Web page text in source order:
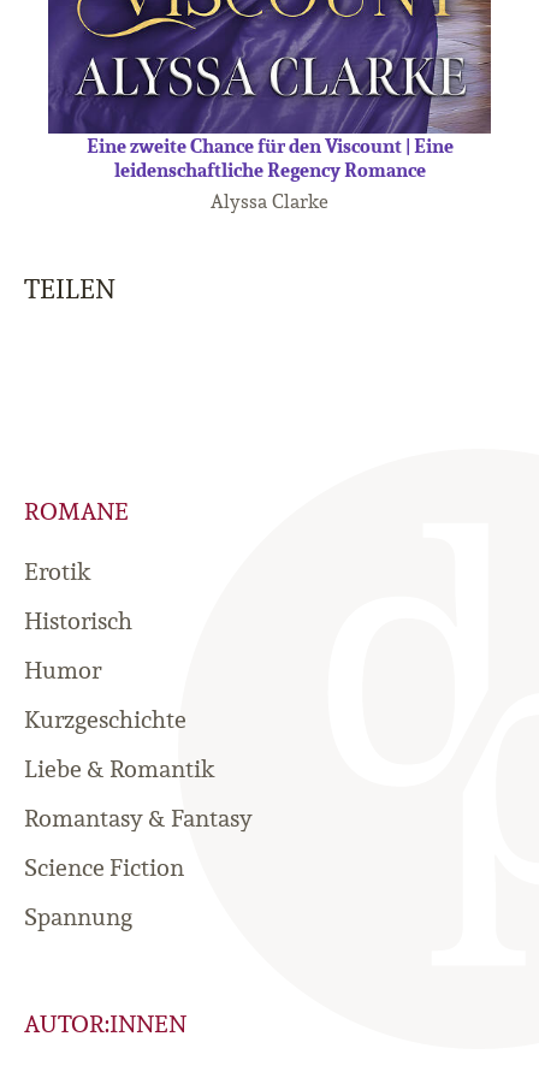
Eine zweite Chance für den Viscount | Eine
leidenschaftliche Regency Romance
Alyssa Clarke
TEILEN
ROMANE
Erotik
Historisch
Humor
Kurzgeschichte
Liebe & Romantik
Romantasy & Fantasy
Science Fiction
Spannung
AUTOR:INNEN